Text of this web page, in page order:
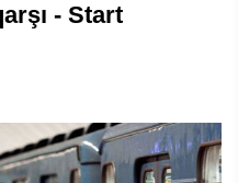
- Start